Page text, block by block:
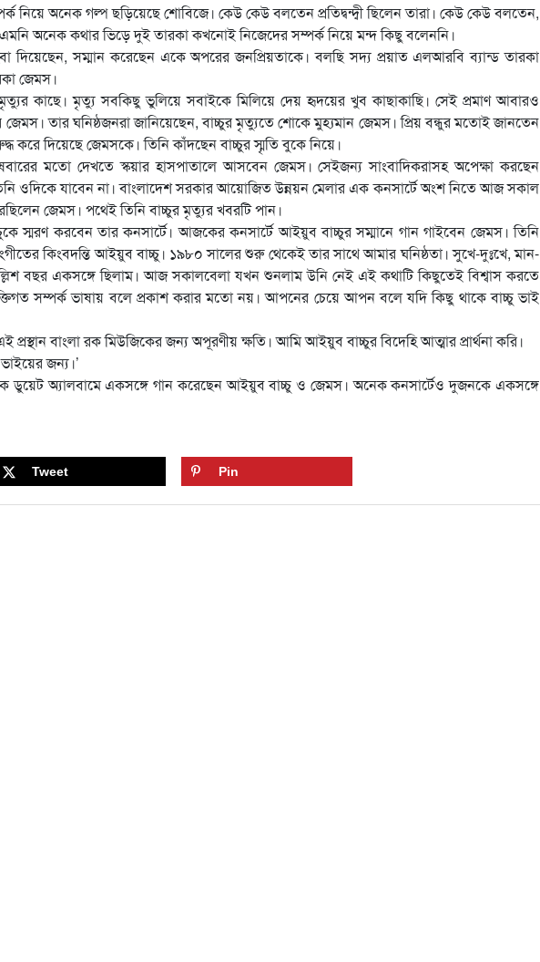
নিয়ে অনেক গল্প ছড়িয়েছে শোবিজে। কেউ কেউ বলতেন প্রতিদ্বন্দ্বী ছিলেন তারা। কেউ কেউ বলতেন,
অনেক কথার ভিড়ে দুই তারকা কখনোই নিজেদের সম্পর্ক নিয়ে মন্দ কিছু বলেননি।
সম্মান করেছেন একে অপরের জনপ্রিয়তাকে। বলছি সদ্য প্রয়াত এলআরবি ব্যান্ড তারকা
জেমস।
কাছে। মৃত্যু সবকিছু ভুলিয়ে সবাইকে মিলিয়ে দেয় হৃদয়ের খুব কাছাকাছি। সেই প্রমাণ আবারও
তার ঘনিষ্ঠজনরা জানিয়েছেন, বাচ্চুর মৃত্যুতে শোকে মুহ্যমান জেমস। প্রিয় বন্ধুর মতোই জানতেন
করে দিয়েছে জেমসকে। তিনি কাঁদছেন বাচ্চুর স্মৃতি বুকে নিয়ে।
মতো দেখতে স্কয়ার হাসপাতালে আসবেন জেমস। সেইজন্য সাংবাদিকরাসহ অপেক্ষা করছেন
ওদিকে যাবেন না। বাংলাদেশ সরকার আয়োজিত উন্নয়ন মেলার এক কনসার্টে অংশ নিতে আজ সকাল
জেমস। পথেই তিনি বাচ্চুর মৃত্যুর খবরটি পান।
স্মরণ করবেন তার কনসার্টে। আজকের কনসার্টে আইয়ুব বাচ্চুর সম্মানে গান গাইবেন জেমস। তিনি
কিংবদন্তি আইয়ুব বাচ্চু। ১৯৮০ সালের শুরু থেকেই তার সাথে আমার ঘনিষ্ঠতা। সুখে-দুঃখে, মান-
বছর একসঙ্গে ছিলাম। আজ সকালবেলা যখন শুনলাম উনি নেই এই কথাটি কিছুতেই বিশ্বাস করতে
সম্পর্ক ভাষায় বলে প্রকাশ করার মতো নয়। আপনের চেয়ে আপন বলে যদি কিছু থাকে বাচ্চু ভাই
বাংলা রক মিউজিকের জন্য অপূরণীয় ক্ষতি। আমি আইয়ুব বাচ্চুর বিদেহি আত্মার প্রার্থনা করি।
জন্য।’
ডুয়েট অ্যালবামে একসঙ্গে গান করেছেন আইয়ুব বাচ্চু ও জেমস। অনেক কনসার্টেও দুজনকে একসঙ্গে
Tweet Pin